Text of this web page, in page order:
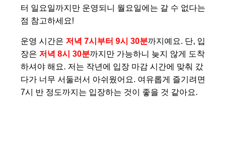
터 일요일까지만 운영되니 월요일에는 갈 수 없다는
점 참고하세요!
운영 시간은 저녁 7시부터 9시 30분까지예요. 단, 입
장은 저녁 8시 30분까지만 가능하니 늦지 않게 도착
하셔야 해요. 저는 작년에 입장 마감 시간에 맞춰 갔
다가 너무 서둘러서 아쉬웠어요. 여유롭게 즐기려면
7시 반 정도까지는 입장하는 것이 좋을 것 같아요.